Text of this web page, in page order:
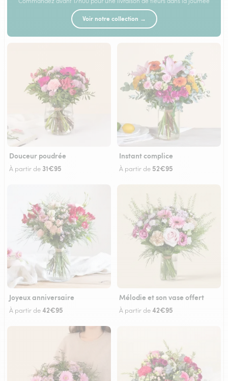
Voir notre collection →
Douceur poudrée
À partir de 31€95
Instant complice
À partir de 52€95
Joyeux anniversaire
À partir de42€95
Mélodie et son vase offert
À partir de42€95